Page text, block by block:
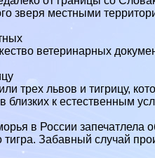
зверя местными
ветеринарных
трех львов и тигрицу,
к естественным
в России запечатлела
Забавный случай